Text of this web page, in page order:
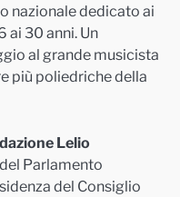
nazionale dedicato ai
ai 30 anni. Un
al grande musicista
più poliedriche della
Lelio
Parlamento
del Consiglio